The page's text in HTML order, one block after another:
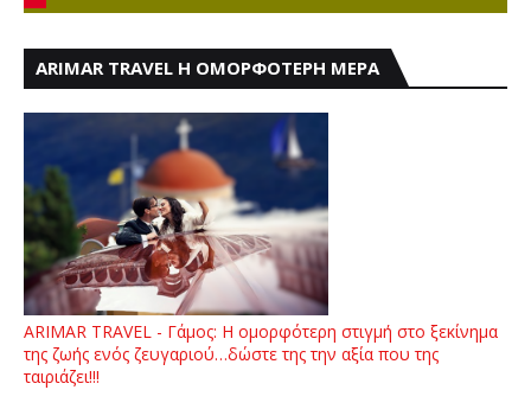
ARIMAR TRAVEL Η ΟΜΟΡΦΟΤΕΡΗ ΜΕΡΑ
ARIMAR TRAVEL - Γάμος: Η ομορφότερη στιγμή στο ξεκίνημα
της ζωής ενός ζευγαριού…δώστε της την αξία που της
ταιριάζει!!!